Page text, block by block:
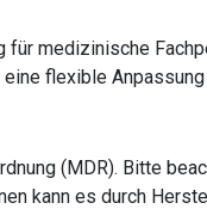
medizinische
flexible
(MDR). Bitte
kann es durch